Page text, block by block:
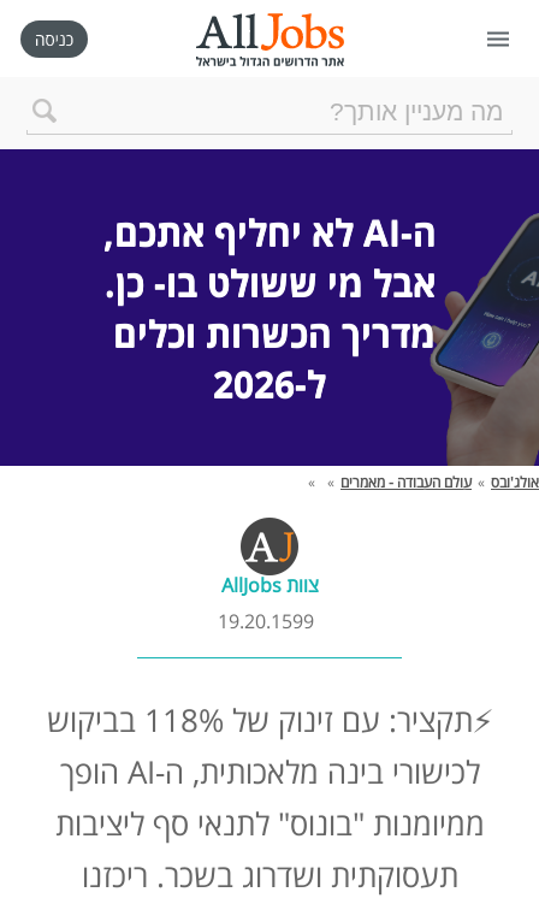
דף הבית
ניהול החיפושים שלי
רכישת AllJobs VIP
כמה אתם שווים?
קורסים אונליין
שאלות נפוצות
התנתקות
מדריך הכשרות וכלים
ל-2026
אולג'ובס » עולם העבודה - מאמרים »
»
צוות AllJobs
19.20.1599
⚡תקציר: עם זינוק של 118% בביקוש
לכישורי בינה מלאכותית, ה-AI הופך
ממיומנות "בונוס" לתנאי סף ליציבות
תעסוקתית ושדרוג בשכר. ריכזנו